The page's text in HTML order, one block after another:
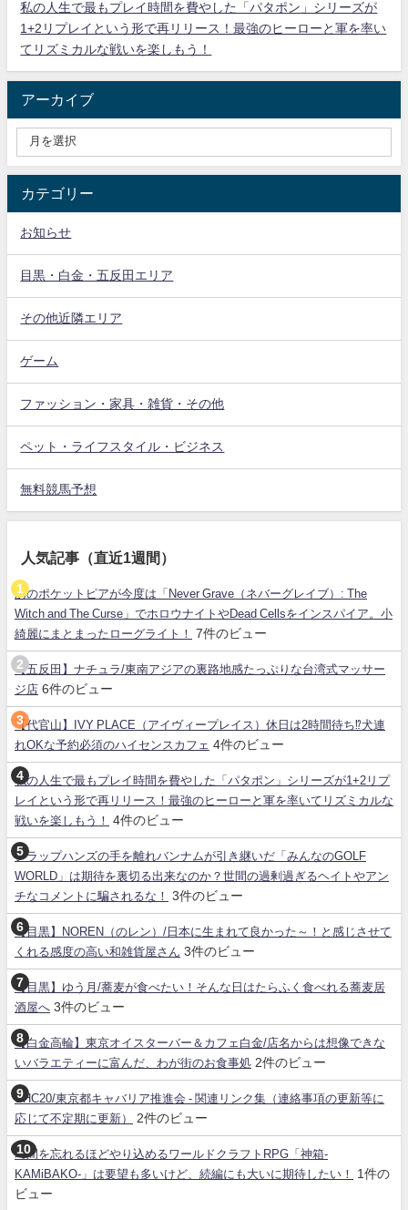
私の人生で最もプレイ時間を費やした「パタポン」シリーズが
1+2リプレイという形で再リリース！最強のヒーローと軍を率い
てリズミカルな戦いを楽しもう！
アーカイブ
カテゴリー
お知らせ
目黒・白金・五反田エリア
その他近隣エリア
ゲーム
ファッション・家具・雑貨・その他
ペット・ライフスタイル・ビジネス
無料競馬予想
人気記事（直近1週間）
あのポケットピアが今度は「Never Grave（ネバーグレイブ）: The
Witch and The Curse」でホロウナイトやDead Cellsをインスパイア。小
綺麗にまとまったローグライト！
7件のビュー
【五反田】ナチュラ/東南アジアの裏路地感たっぷりな台湾式マッサー
ジ店 6件のビュー
【代官山】IVY PLACE（アイヴィープレイス）休日は2時間待ち⁉犬連
れOKな予約必須のハイセンスカフェ 4件のビュー
私の人生で最もプレイ時間を費やした「パタポン」シリーズが1+2リプ
レイという形で再リリース！最強のヒーローと軍を率いてリズミカルな
戦いを楽しもう！
4件のビュー
クラップハンズの手を離れバンナムが引き継いだ「みんなのGOLF
WORLD」は期待を裏切る出来なのか？世間の過剰過ぎるヘイトやアン
チなコメントに騙されるな！
3件のビュー
【目黒】NOREN（のレン）/日本に生まれて良かった～！と感じさせて
くれる感度の高い和雑貨屋さん 3件のビュー
【目黒】ゆう月/蕎麦が食べたい！そんな日はたらふく食べれる蕎麦居
酒屋へ 3件のビュー
【白金高輪】東京オイスターバー＆カフェ白金/店名からは想像できな
いバラエティーに富んだ、わが街のお食事処 2件のビュー
SHC20/東京都キャバリア推進会 - 関連リンク集（連絡事項の更新等に
応じて不定期に更新）
2件のビュー
時間を忘れるほどやり込めるワールドクラフトRPG「神箱-
KAMiBAKO-」は要望も多いけど、続編にも大いに期待したい！
1件の
ビュー